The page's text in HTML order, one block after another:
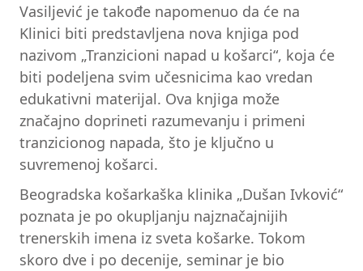
Vasiljević je takođe napomenuo da će na
Klinici biti predstavljena nova knjiga pod
nazivom „Tranzicioni napad u košarci“, koja će
biti podeljena svim učesnicima kao vredan
edukativni materijal. Ova knjiga može
značajno doprineti razumevanju i primeni
tranzicionog napada, što je ključno u
suvremenoj košarci.
Beogradska košarkaška klinika „Dušan Ivković“
poznata je po okupljanju najznačajnijih
trenerskih imena iz sveta košarke. Tokom
skoro dve i po decenije, seminar je bio